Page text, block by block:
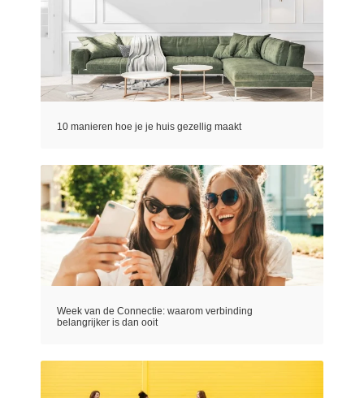
10 manieren hoe je je huis gezellig maakt
Week van de Connectie: waarom verbinding
belangrijker is dan ooit